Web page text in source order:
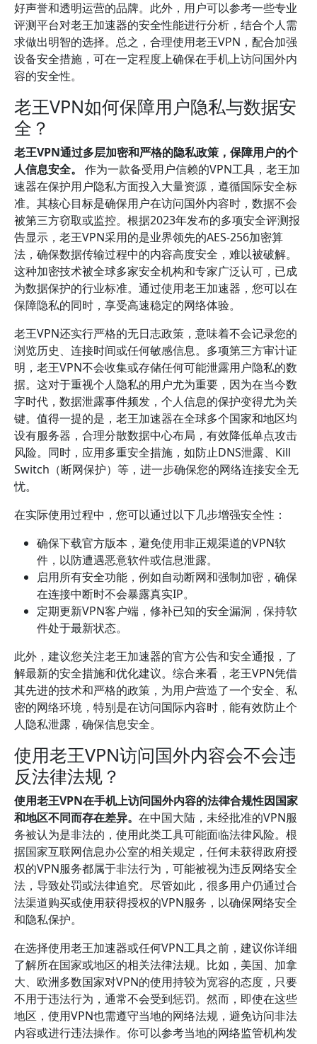
好声誉和透明运营的品牌。此外，用户可以参考一些专业
评测平台对老王加速器的安全性能进行分析，结合个人需
求做出明智的选择。总之，合理使用老王VPN，配合加强
设备安全措施，可在一定程度上确保在手机上访问国外内
容的安全性。
老王VPN如何保障用户隐私与数据安
全？
老王VPN通过多层加密和严格的隐私政策，保障用户的个
人信息安全。
作为一款备受用户信赖的VPN工具，老王加
速器在保护用户隐私方面投入大量资源，遵循国际安全标
准。其核心目标是确保用户在访问国外内容时，数据不会
被第三方窃取或监控。根据2023年发布的多项安全评测报
告显示，老王VPN采用的是业界领先的AES-256加密算
法，确保数据传输过程中的内容高度安全，难以被破解。
这种加密技术被全球多家安全机构和专家广泛认可，已成
为数据保护的行业标准。通过使用老王加速器，您可以在
保障隐私的同时，享受高速稳定的网络体验。
老王VPN还实行严格的无日志政策，意味着不会记录您的
浏览历史、连接时间或任何敏感信息。多项第三方审计证
明，老王VPN不会收集或存储任何可能泄露用户隐私的数
据。这对于重视个人隐私的用户尤为重要，因为在当今数
字时代，数据泄露事件频发，个人信息的保护变得尤为关
键。值得一提的是，老王加速器在全球多个国家和地区均
设有服务器，合理分散数据中心布局，有效降低单点攻击
风险。同时，应用多重安全措施，如防止DNS泄露、Kill
Switch（断网保护）等，进一步确保您的网络连接安全无
忧。
在实际使用过程中，您可以通过以下几步增强安全性：
确保下载官方版本，避免使用非正规渠道的VPN软
件，以防遭遇恶意软件或信息泄露。
启用所有安全功能，例如自动断网和强制加密，确保
在连接中断时不会暴露真实IP。
定期更新VPN客户端，修补已知的安全漏洞，保持软
件处于最新状态。
此外，建议您关注老王加速器的官方公告和安全通报，了
解最新的安全措施和优化建议。综合来看，老王VPN凭借
其先进的技术和严格的政策，为用户营造了一个安全、私
密的网络环境，特别是在访问国际内容时，能有效防止个
人隐私泄露，确保信息安全。
使用老王VPN访问国外内容会不会违
反法律法规？
使用老王VPN在手机上访问国外内容的法律合规性因国家
和地区不同而存在差异。 在中国大陆，未经批准的VPN服
务被认为是非法的，使用此类工具可能面临法律风险。根
据国家互联网信息办公室的相关规定，任何未获得政府授
权的VPN服务都属于非法行为，可能被视为违反网络安全
法，导致处罚或法律追究。尽管如此，很多用户仍通过合
法渠道购买或使用获得授权的VPN服务，以确保网络安全
和隐私保护。
在选择使用老王加速器或任何VPN工具之前，建议你详细
了解所在国家或地区的相关法律法规。比如，美国、加拿
大、欧洲多数国家对VPN的使用持较为宽容的态度，只要
不用于违法行为，通常不会受到惩罚。然而，即使在这些
地区，使用VPN也需遵守当地的网络法规，避免访问非法
内容或进行违法操作。你可以参考当地的网络监管机构发